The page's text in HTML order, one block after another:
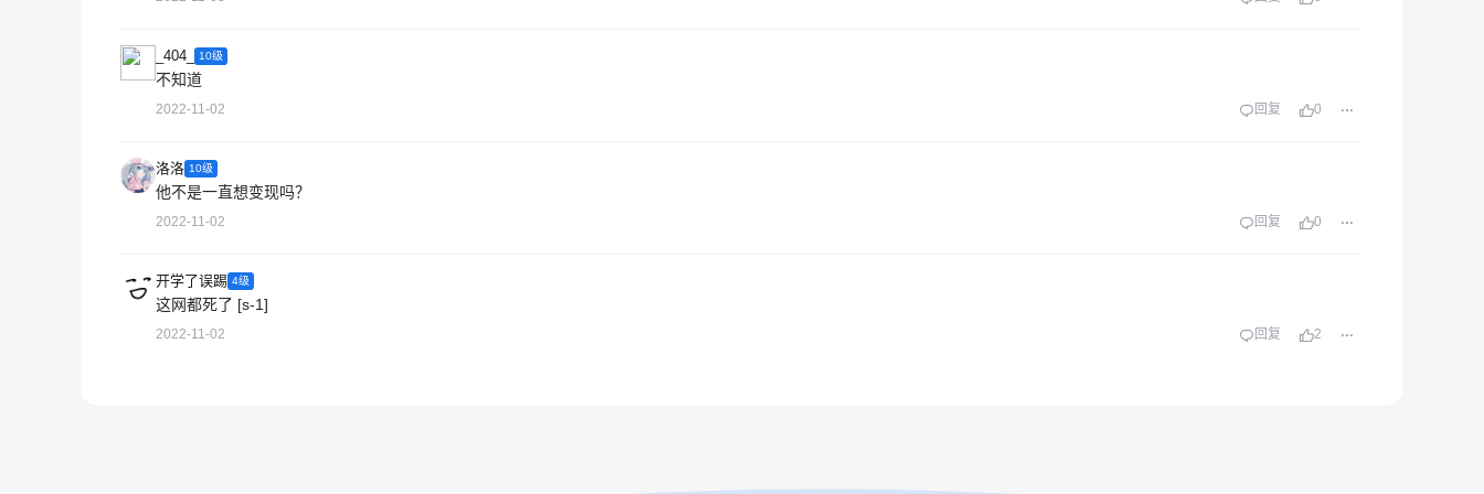
_404_ 10级
不知道
2022-11-02 回复 0
洛洛 10级
他不是一直想变现吗？
2022-11-02 回复 0
开学了误踢 4级
这网都死了 [s-1]
2022-11-02 回复 2